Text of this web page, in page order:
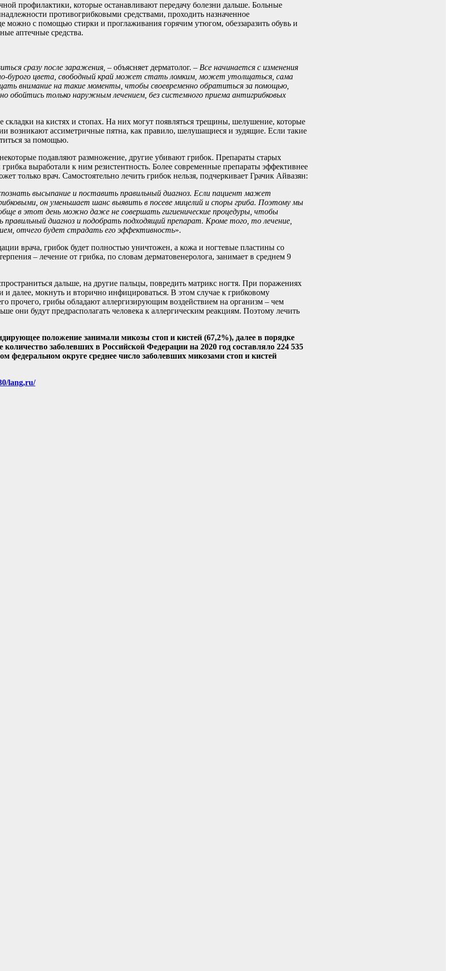
профилактики, которые останавливают передачу болезни дальше. Больные
противогрибковыми средствами, проходить назначенное
можно с помощью стирки и проглаживания горячим утюгом, обеззаразить обувь и
аптечные средства.
сразу после заражения, – объясняет дерматолог. – Все начинается с изменения
бурого цвета, свободный край может стать ломким, может утолщаться, сама
внимание на такие моменты, чтобы своевременно обратиться за помощью,
только наружным лечением, без системного приема антигрибковых
на кистях и стопах. На них могут появляться трещины, шелушение, которые
возникают ассиметричные пятна, как правило, шелушащиеся и зудящие. Если такие
за помощью.
подавляют размножение, другие убивают грибок. Препараты старых
выработали к ним резистентность. Более современные препараты эффективнее
только врач. Самостоятельно лечить грибок нельзя, подчеркивает Грачик Айвазян:
высыпание и поставить правильный диагноз. Если пациент мажет
он уменьшает шанс выявить в посеве мицелий и споры гриба. Поэтому мы
в этот день можно даже не совершать гигиенические процедуры, чтобы
диагноз и подобрать подходящий препарат. Кроме того, то лечение,
отчего будет страдать его эффективность».
врача, грибок будет полностью уничтожен, а кожа и ногтевые пластины со
– лечение от грибка, по словам дерматовенеролога, занимает в среднем 9
дальше, на другие пальцы, повредить матрикс ногтя. При поражениях
далее, мокнуть и вторично инфицироваться. В этом случае к грибковому
прочего, грибы обладают аллергизирующим воздействием на организм – чем
они будут предрасполагать человека к аллергическим реакциям. Поэтому лечить
положение занимали микозы стоп и кистей (67,2%), далее в порядке
заболевших в Российской Федерации на 2020 год составляло 224 535
федеральном округе среднее число заболевших микозами стоп и кистей
lang,ru/